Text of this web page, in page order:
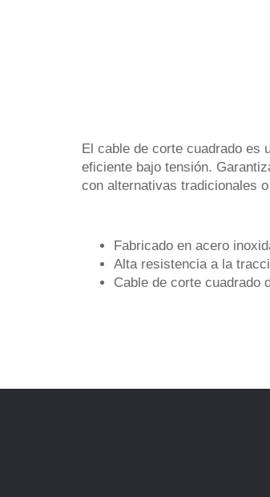
El cable de corte cuadrado es
eficiente bajo tensión.
con alternativas tradicionales
Fabricado en acero
Alta resistencia a la
Cable de corte cuadrado